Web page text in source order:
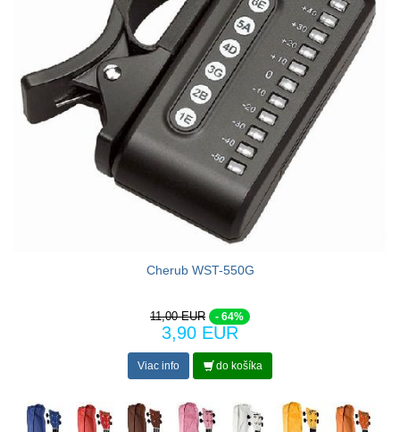
Cherub WST-550G
11,00 EUR - 64%
3,90 EUR
Viac info do košíka